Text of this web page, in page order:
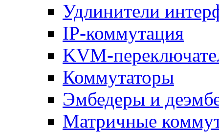
Удлинители
IP-коммутация
KVM-
Коммутаторы
Эмбедеры и
Матричные